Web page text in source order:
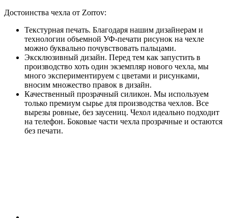
Достоинства чехла от Zorrov:
Текстурная печать. Благодаря нашим дизайнерам и
технологии объемной УФ-печати рисунок на чехле
можно буквально почувствовать пальцами.
Эксклюзивный дизайн. Перед тем как запустить в
производство хоть один экземпляр нового чехла, мы
много экспериментируем с цветами и рисунками,
вносим множество правок в дизайн.
Качественный прозрачный силикон. Мы используем
только премиум сырье для производства чехлов. Все
вырезы ровные, без заусениц. Чехол идеально подходит
на телефон. Боковые части чехла прозрачные и остаются
без печати.